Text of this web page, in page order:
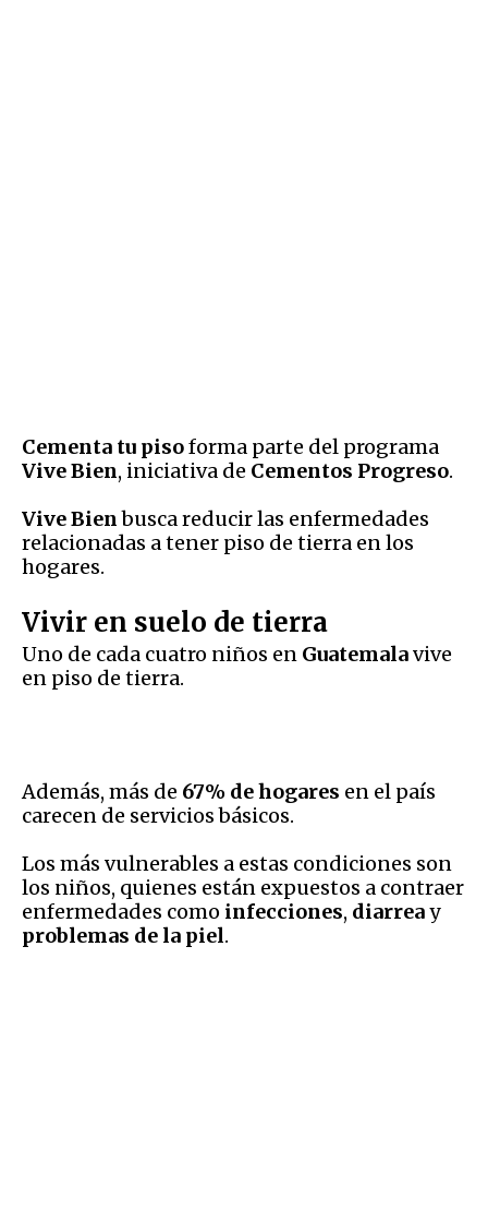
Cementa tu pisoforma parte del programa
Vive Bien, iniciativa de Cementos Progreso.
Vive Bienbusca reducir las enfermedades
relacionadas a tener piso de tierra en los
hogares.
Vivir en suelo de tierra
Uno de cada cuatro niños en Guatemalavive
en piso de tierra.
Además, más de 67% de hogares en el país
carecen de servicios básicos.
Los más vulnerables a estas condiciones son
los niños, quienes están expuestos a contraer
enfermedades como infecciones, diarreay
problemas de la piel.